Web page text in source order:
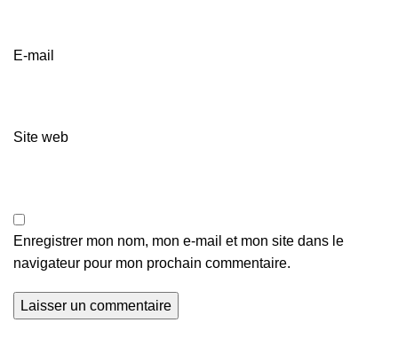
E-mail
Site web
Enregistrer mon nom, mon e-mail et mon site dans le
navigateur pour mon prochain commentaire.